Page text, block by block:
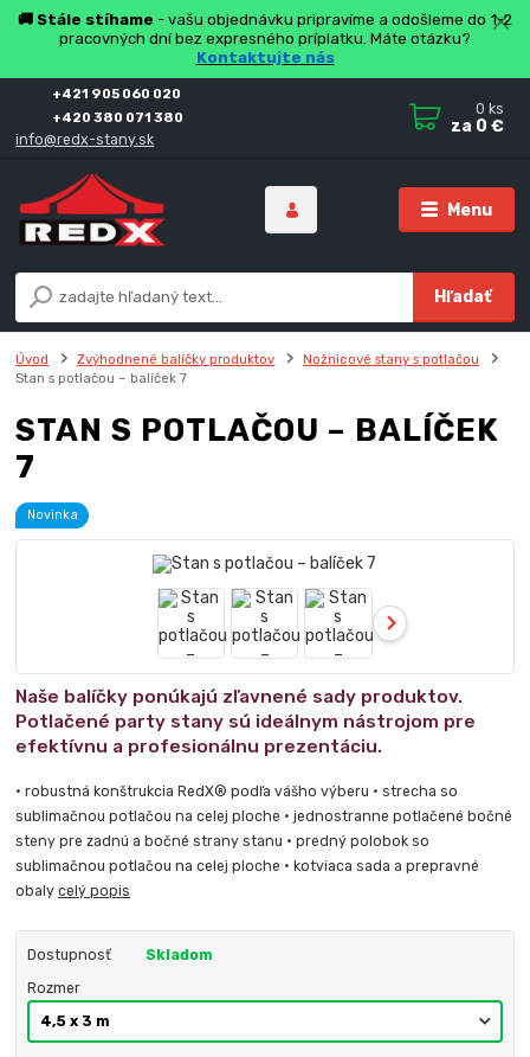
🚚 Stále stíhame - vašu objednávku pripravíme a odošleme do 1-2
pracovných dní bez expresného príplatku. Máte otázku?
Kontaktujte nás
Menu
Hľadať
+421 905 060 020
+420 380 071 380
info@redx-stany.sk
0 ks
za 0 €
Úvod Zvýhodnené balíčky produktov
Nožnicové stany s potlačou
Stan s potlačou – balíček 7
STAN S POTLAČOU – BALÍČEK
7
Novinka
Naše balíčky ponúkajú zľavnené sady produktov.
Potlačené party stany sú ideálnym nástrojom pre
efektívnu a profesionálnu prezentáciu.
• robustná konštrukcia RedX® podľa vášho výberu • strecha so
sublimačnou potlačou na celej ploche • jednostranne potlačené bočné
steny pre zadnú a bočné strany stanu • predný polobok so
sublimačnou potlačou na celej ploche • kotviaca sada a prepravné
obalycelý popis
Dostupnosť Skladom
Rozmer